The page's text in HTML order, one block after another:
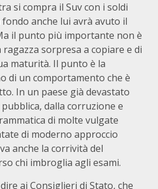
si compra il Suv con i soldi
anche lui avrà avuto il
il punto più importante non è
sorpresa a copiare e di
maturità. Il punto è la
di un comportamento che è
In un paese già devastato
dalla corruzione e
di molte vulgate
di moderno approccio
anche la corrività del
chi imbroglia agli esami.
ai Consiglieri di Stato, che